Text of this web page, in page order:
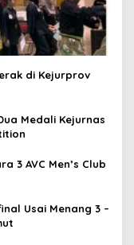
di Kejurprov
Medali Kejurnas
3 AVC Men’s Club
Usai Menang 3 –